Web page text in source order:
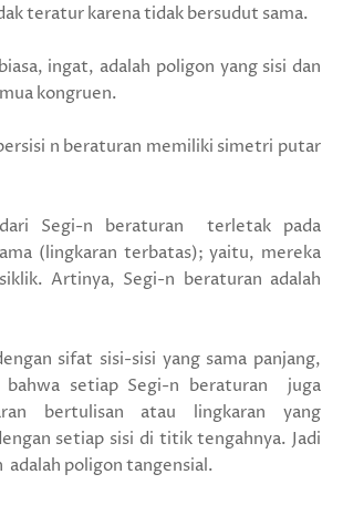
teratur karena tidak bersudut sama.
ingat, adalah poligon yang sisi dan
kongruen.
n beraturan memiliki simetri putar
Segi-n beraturan terletak pada
(lingkaran terbatas); yaitu, mereka
Artinya, Segi-n beraturan adalah
sifat sisi-sisi yang sama panjang,
bahwa setiap Segi-n beraturan juga
bertulisan atau lingkaran yang
setiap sisi di titik tengahnya. Jadi
adalah poligon tangensial.